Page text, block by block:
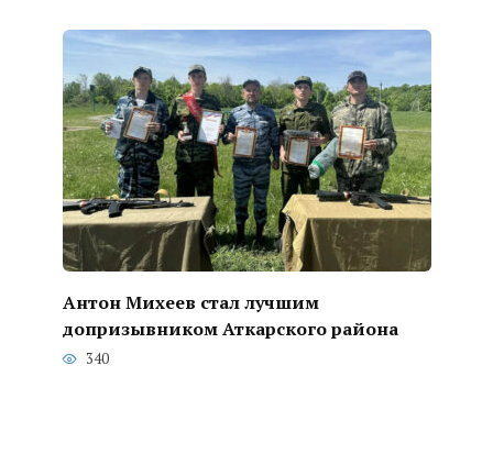
Антон Михеев стал лучшим
допризывником Аткарского района
340